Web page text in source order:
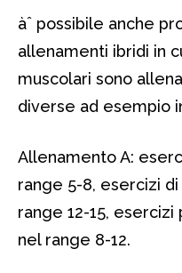
àˆ possibile anche
allenamenti ibridi in
muscolari sono
diverse ad esempio
Allenamento A:
range 5-8, esercizi
range 12-15,
nel range 8-12.